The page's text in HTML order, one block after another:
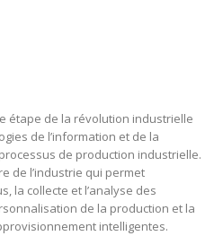
étape de la révolution industrielle
de l’information et de la
de production industrielle.
de l’industrie qui permet
la collecte et l’analyse des
de la production et la
intelligentes.